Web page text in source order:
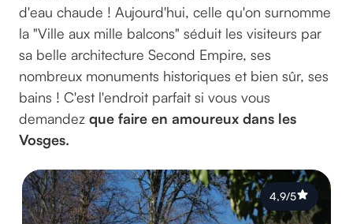
d'eau chaude ! Aujourd'hui, celle qu'on surnomme
la "Ville aux mille balcons" séduit les visiteurs par
sa belle architecture Second Empire, ses
nombreux monuments historiques et bien sûr, ses
bains ! C'est l'endroit parfait si vous vous
demandez que faire en amoureux dans les
Vosges.
4,9/5